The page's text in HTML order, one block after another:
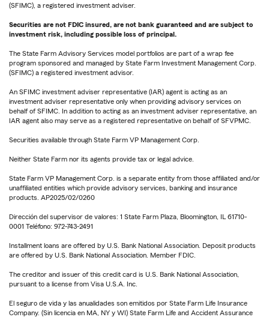
(SFIMC), a registered investment adviser.
Securities are not FDIC insured, are not bank guaranteed and are subject to
investment risk, including possible loss of principal.
The State Farm Advisory Services model portfolios are part of a wrap fee
program sponsored and managed by State Farm Investment Management Corp.
(SFIMC) a registered investment advisor.
An SFIMC investment adviser representative (IAR) agent is acting as an
investment adviser representative only when providing advisory services on
behalf of SFIMC. In addition to acting as an investment adviser representative, an
IAR agent also may serve as a registered representative on behalf of SFVPMC.
Securities available through State Farm VP Management Corp.
Neither State Farm nor its agents provide tax or legal advice.
State Farm VP Management Corp. is a separate entity from those affiliated and/or
unaffiliated entities which provide advisory services, banking and insurance
products. AP2025/02/0260
Dirección del supervisor de valores: 1 State Farm Plaza, Bloomington, IL 61710-
0001 Teléfono: 972-743-2491
Installment loans are offered by U.S. Bank National Association. Deposit products
are offered by U.S. Bank National Association. Member FDIC.
The creditor and issuer of this credit card is U.S. Bank National Association,
pursuant to a license from Visa U.S.A. Inc.
El seguro de vida y las anualidades son emitidos por State Farm Life Insurance
Company. (Sin licencia en MA, NY y WI) State Farm Life and Accident Assurance